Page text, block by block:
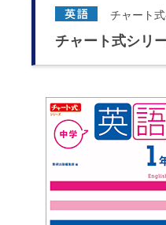
チャート
チャート式シ